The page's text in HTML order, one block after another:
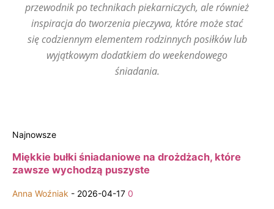
przewodnik po technikach piekarniczych, ale również
inspiracja do tworzenia pieczywa, które może stać
się codziennym elementem rodzinnych posiłków lub
wyjątkowym dodatkiem do weekendowego
śniadania.
Najnowsze
Miękkie bułki śniadaniowe na drożdżach, które
zawsze wychodzą puszyste
Anna Woźniak - 2026-04-17 0